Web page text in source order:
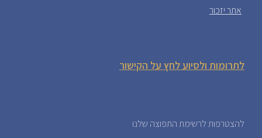
אתר יזכור
לתרומות ולסיוע לחץ על הקישור
להצטרפות לרשימת התפוצה שלנו